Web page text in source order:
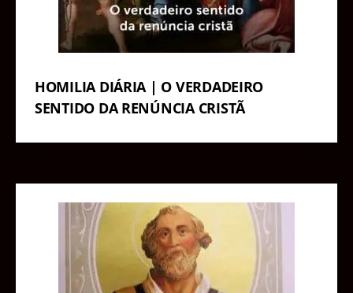
HOMILIA DIÁRIA | O VERDADEIRO
SENTIDO DA RENÚNCIA CRISTÃ